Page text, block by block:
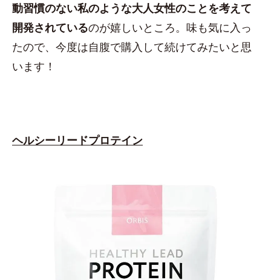
動習慣のない私のような大人女性のことを考えて
開発されているのが嬉しいところ。味も気に入っ
たので、今度は自腹で購入して続けてみたいと思
います！
ヘルシーリードプロテイン